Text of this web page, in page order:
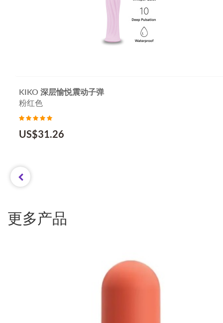
KIKO 深层愉悦震动子弹
粉红色
US$31.26
更多产品